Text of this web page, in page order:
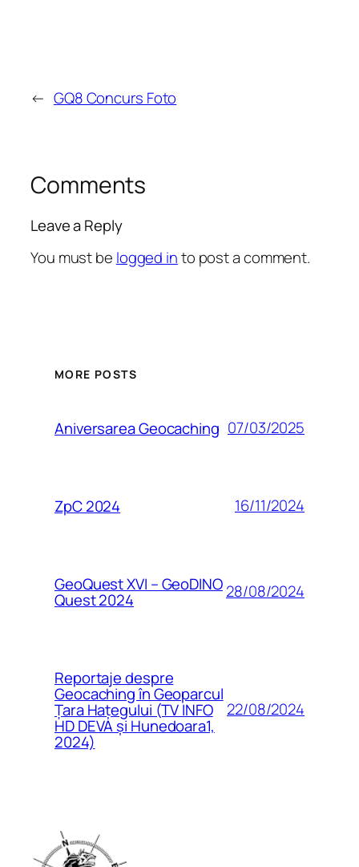
← GQ8 Concurs Foto
Comments
Leave a Reply
You must be logged into post a comment.
MORE POSTS
Aniversarea Geocaching 07/03/2025
ZpC 2024 16/11/2024
GeoQuest XVI – GeoDINO
Quest 2024 28/08/2024
Reportaje despre
Geocaching în Geoparcul
Țara Hațegului (TV INFO
HD DEVA și Hunedoara1,
2024)
22/08/2024